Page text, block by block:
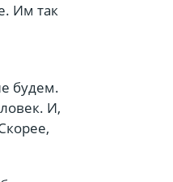
Им так
будем.
И,